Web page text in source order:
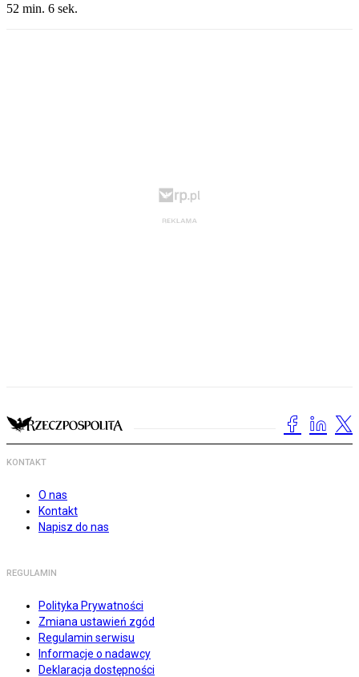
52 min. 6 sek.
KONTAKT
O nas
Kontakt
Napisz do nas
REGULAMIN
Polityka Prywatności
Zmiana ustawień zgód
Regulamin serwisu
Informacje o nadawcy
Deklaracja dostępności